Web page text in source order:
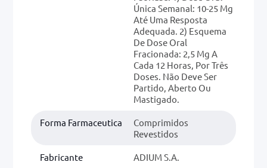
Única Semanal: 10-25 Mg
Até Uma Resposta
Adequada. 2) Esquema
De Dose Oral
Fracionada: 2,5 Mg A
Cada 12 Horas, Por Três
Doses. Não Deve Ser
Partido, Aberto Ou
Mastigado.
Forma Farmaceutica
Comprimidos
Revestidos
Fabricante ADIUM S.A.